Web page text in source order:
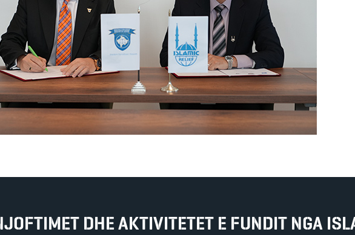
DHE AKTIVITETET E FUNDIT NGA